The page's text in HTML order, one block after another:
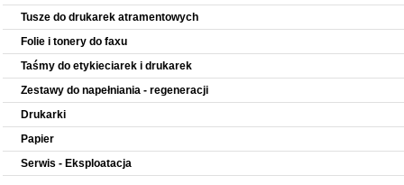
Tusze do drukarek atramentowych
Folie i tonery do faxu
Taśmy do etykieciarek i drukarek
Zestawy do napełniania - regeneracji
Drukarki
Papier
Serwis - Eksploatacja